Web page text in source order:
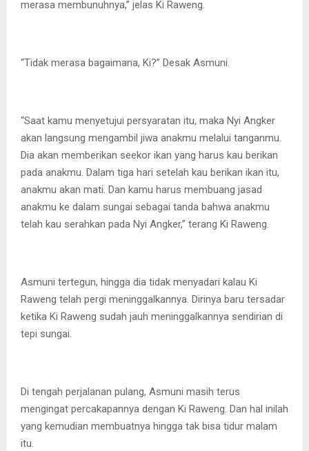
merasa membunuhnya,” jelas Ki Raweng.
“Tidak merasa bagaimana, Ki?” Desak Asmuni.
“Saat kamu menyetujui persyaratan itu, maka Nyi Angker
akan langsung mengambil jiwa anakmu melalui tanganmu.
Dia akan memberikan seekor ikan yang harus kau berikan
pada anakmu. Dalam tiga hari setelah kau berikan ikan itu,
anakmu akan mati. Dan kamu harus membuang jasad
anakmu ke dalam sungai sebagai tanda bahwa anakmu
telah kau serahkan pada Nyi Angker,” terang Ki Raweng.
Asmuni tertegun, hingga dia tidak menyadari kalau Ki
Raweng telah pergi meninggalkannya. Dirinya baru tersadar
ketika Ki Raweng sudah jauh meninggalkannya sendirian di
tepi sungai.
Di tengah perjalanan pulang, Asmuni masih terus
mengingat percakapannya dengan Ki Raweng. Dan hal inilah
yang kemudian membuatnya hingga tak bisa tidur malam
itu.